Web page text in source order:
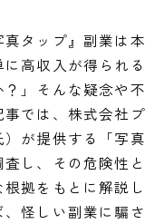
真タップ』副業は本
高収入が得られる
」そんな疑念や不
では、株式会社プ
が提供する「写真
し、その危険性と
拠をもとに解説し
怪しい副業に騙さ